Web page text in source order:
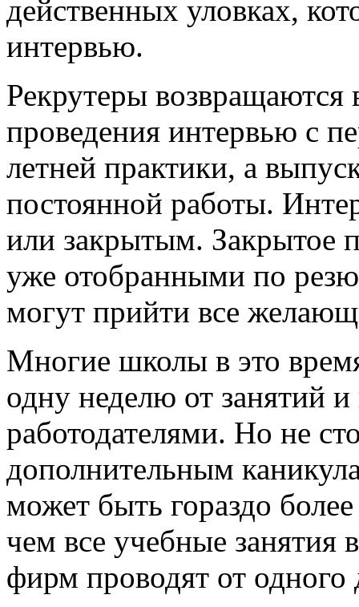
действенных уловках,
интервью.
Рекрутеры возвращаются
проведения интервью с
летней практики, а
постоянной работы.
или закрытым. Закрытое
уже отобранными по
могут прийти все
Многие школы в это
одну неделю от занятий
работодателями. Но не
дополнительным
может быть гораздо
чем все учебные занятия
фирм проводят от